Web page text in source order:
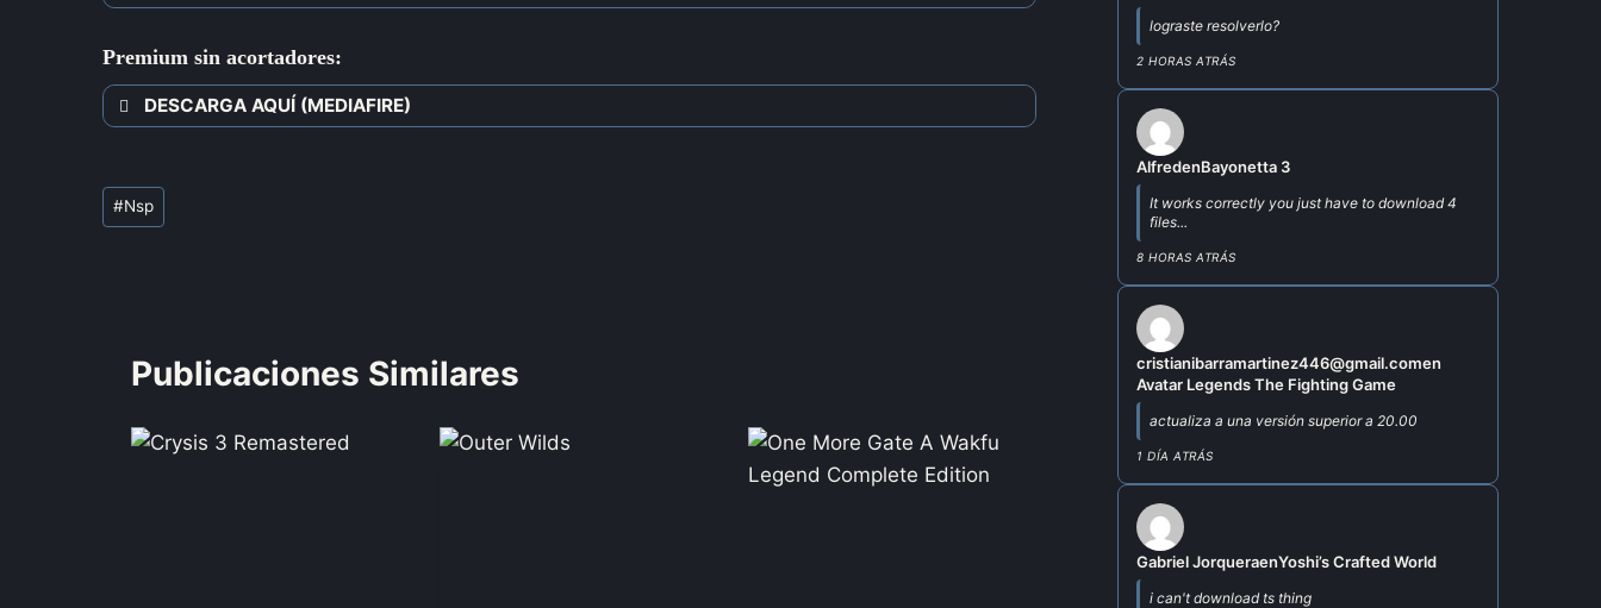
Premium sin acortadores:
DESCARGA AQUÍ (MEDIAFIRE)
#Nsp
Publicaciones Similares
lograste resolverlo?
2 HORAS ATRÁS
AlfredenBayonetta 3
It works correctly you just have to download 4
files...
8 HORAS ATRÁS
cristianibarramartinez446@gmail.comen
Avatar Legends The Fighting Game
actualiza a una versión superior a 20.00
1 DÍA ATRÁS
Gabriel JorqueraenYoshi’s Crafted World
i can't download ts thing